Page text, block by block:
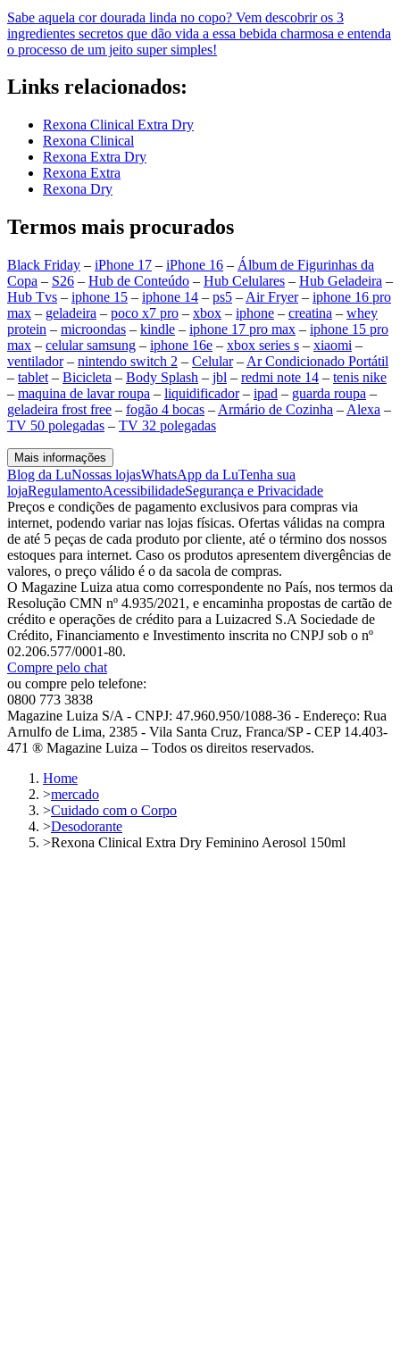
Sabe aquela cor dourada linda no copo? Vem descobrir os 3
ingredientes secretos que dão vida a essa bebida charmosa e entenda
o processo de um jeito super simples!
Links relacionados:
Rexona Clinical Extra Dry
Rexona Clinical
Rexona Extra Dry
Rexona Extra
Rexona Dry
Termos mais procurados
Black Friday – iPhone 17 – iPhone 16 – Álbum de Figurinhas da
Copa – S26 – Hub de Conteúdo – Hub Celulares – Hub Geladeira –
Hub Tvs – iphone 15 – iphone 14 – ps5 – Air Fryer– iphone 16 pro
max – geladeira – poco x7 pro – xbox – iphone – creatina – whey
protein – microondas – kindle – iphone 17 pro max – iphone 15 pro
max – celular samsung – iphone 16e – xbox series s – xiaomi –
ventilador– nintendo switch 2 – Celular– Ar Condicionado Portátil
– tablet – Bicicleta – Body Splash – jbl – redmi note 14 – tenis nike
– maquina de lavar roupa – liquidificador– ipad – guarda roupa –
geladeira frost free – fogão 4 bocas – Armário de Cozinha – Alexa –
TV 50 polegadas – TV 32 polegadas
Mais informações
Blog da LuNossas lojasWhatsApp da LuTenha sua
lojaRegulamentoAcessibilidadeSegurança e Privacidade
Preços e condições de pagamento exclusivos para compras via
internet, podendo variar nas lojas físicas. Ofertas válidas na compra
de até 5 peças de cada produto por cliente, até o término dos nossos
estoques para internet. Caso os produtos apresentem divergências de
valores, o preço válido é o da sacola de compras.
O Magazine Luiza atua como correspondente no País, nos termos da
Resolução CMN nº 4.935/2021, e encaminha propostas de cartão de
crédito e operações de crédito para a Luizacred S.A Sociedade de
Crédito, Financiamento e Investimento inscrita no CNPJ sob o nº
02.206.577/0001-80.
Compre pelo chat
ou compre pelo telefone:
0800 773 3838
Magazine Luiza S/A - CNPJ: 47.960.950/1088-36 - Endereço: Rua
Arnulfo de Lima, 2385 - Vila Santa Cruz, Franca/SP - CEP 14.403-
471 ® Magazine Luiza – Todos os direitos reservados.
Home
>mercado
>Cuidado com o Corpo
>Desodorante
>Rexona Clinical Extra Dry Feminino Aerosol 150ml